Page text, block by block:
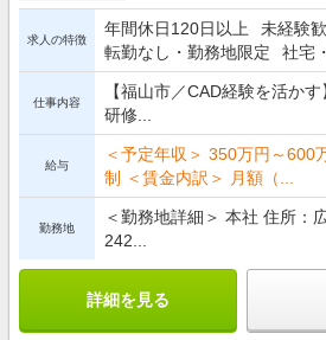
求人の特徴
年間休日120日以上
未経験
転勤なし・勤務地限定
社宅
仕事内容
【福山市／CAD経験を活か
研修...
給与
＜予定年収＞ 350万円～600
制 ＜賃金内訳＞ 月額（...
勤務地
＜勤務地詳細＞ 本社 住所：
242...
詳細を見る